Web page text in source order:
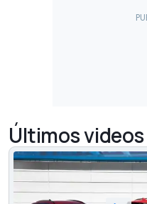
Últimos videos